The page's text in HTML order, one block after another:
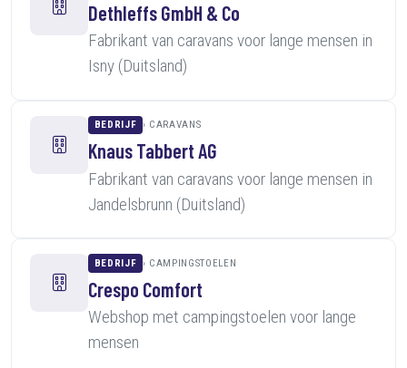
Dethleffs GmbH & Co
Fabrikant van caravans voor lange mensen in
Isny (Duitsland)
BEDRIJF CARAVANS
Knaus Tabbert AG
Fabrikant van caravans voor lange mensen in
Jandelsbrunn (Duitsland)
BEDRIJF CAMPINGSTOELEN
Crespo Comfort
Webshop met campingstoelen voor lange
mensen